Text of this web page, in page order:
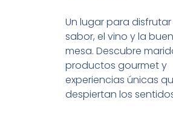
Un lugar para
sabor, el vino y la
mesa. Descubre
productos gourmet y
experiencias únicas
despiertan los